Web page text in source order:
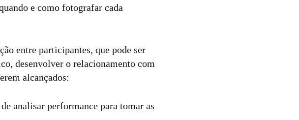
e como fotografar cada
entre participantes, que pode ser
desenvolver o relacionamento com
alcançados:
analisar performance para tomar as